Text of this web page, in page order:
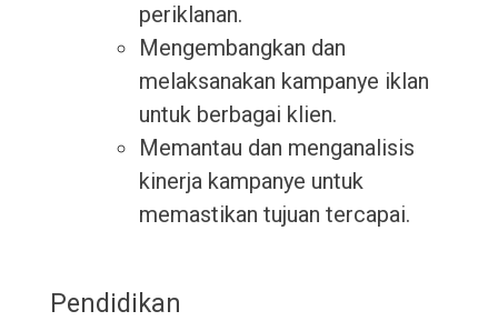
periklanan.
Mengembangkan dan
melaksanakan kampanye iklan
untuk berbagai klien.
Memantau dan menganalisis
kinerja kampanye untuk
memastikan tujuan tercapai.
Pendidikan